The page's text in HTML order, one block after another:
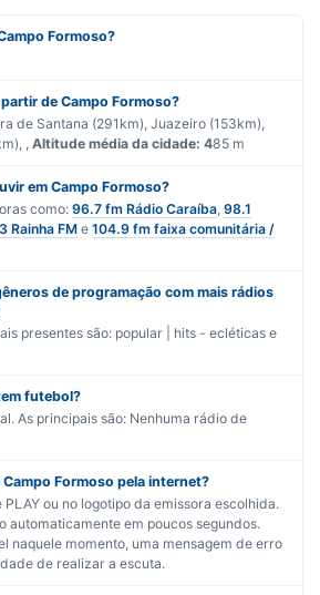
Formoso?
de Campo Formoso?
de Santana (291km), Juazeiro (153km),
, Altitude média da cidade: 485 m
em Campo Formoso?
como: 96.7 fm Rádio Caraíba 98.1
Rainha FM e 104.9 fm faixa comunitária /
de programação com mais rádios
presentes são: popular | hits - ecléticas e
futebol?
As principais são: Nenhuma rádio de
Formoso pela internet?
ou no logotipo da emissora escolhida.
automaticamente em poucos segundos.
naquele momento, uma mensagem de erro
de realizar a escuta.